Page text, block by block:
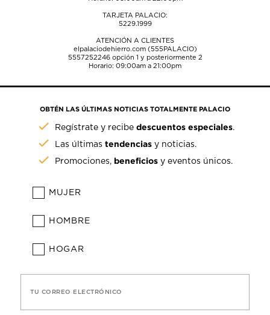
TARJETA PALACIO:
5229.1999
ATENCIÓN A CLIENTES
elpalaciodehierro.com (555PALACIO)
5557252246opción 1 y posteriormente 2
Horario: 09:00am a 21:00pm
OBTÉN LAS ÚLTIMAS NOTICIAS TOTALMENTE PALACIO
Regístrate y recibedescuentos especiales.
Las últimastendencias y noticias.
Promociones, beneficios y eventos únicos.
MUJER
HOMBRE
HOGAR
TU CORREO ELECTRÓNICO